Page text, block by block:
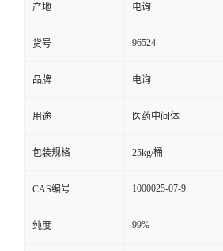
产地 电询
货号 96524
品牌 电询
用途 医药中间体
包装规格 25kg/桶
CAS编号 1000025-07-9
纯度 99%